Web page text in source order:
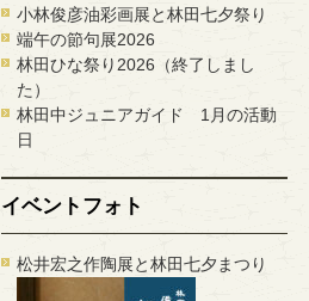
小林俊彦油彩画展と林田七夕祭り
端午の節句展2026
林田ひな祭り2026（終了しまし
た）
林田中ジュニアガイド 1月の活動
日
イベントフォト
松井宏之作陶展と林田七夕まつり